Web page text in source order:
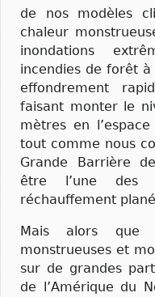
de nos modèles
chaleur
inondations
incendies de forêt à
effondrement
faisant monter le
mètres en
tout comme nous
Grande Barrière
être l’une des
réchauffement
Mais alors que
monstrueuses et
sur de grandes
de l’Amérique du